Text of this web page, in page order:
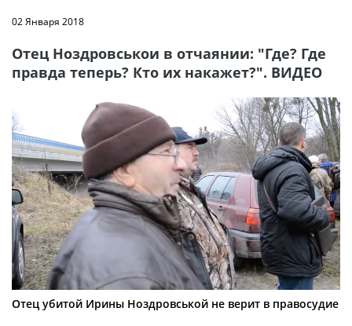
02 Января 2018
Отец Ноздровськои в отчаянии: "Где? Где
правда теперь? Кто их накажет?". ВИДЕО
Отец убитой Ирины Ноздровськой не верит в правосудие